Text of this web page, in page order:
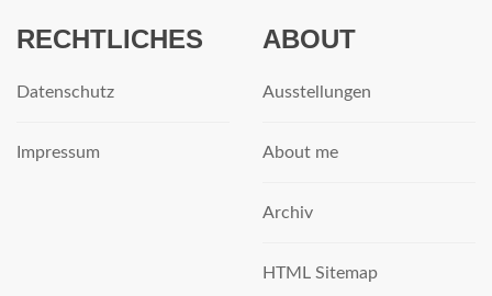
RECHTLICHES
Datenschutz
Impressum
ABOUT
Ausstellungen
About me
Archiv
HTML Sitemap